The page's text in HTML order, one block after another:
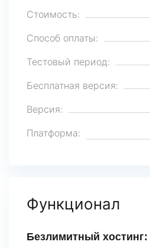
Стоимость:
Способ оплаты:
Тестовый период:
Бесплатная версия:
Версия:
Платформа:
Функционал
Безлимитный хостинг: